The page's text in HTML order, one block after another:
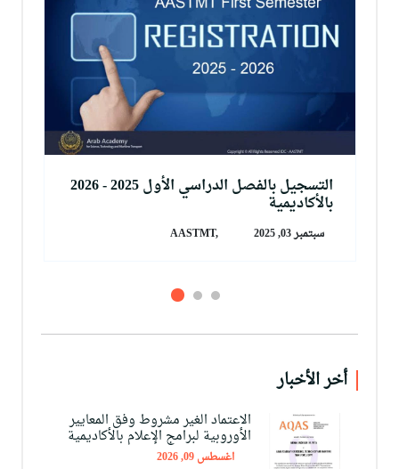
التسجيل بالفصل الدراسي الأول 2025 - 2026
بالأكاديمية
سبتمبر 03, 2025 AASTMT,
أخر الأخبار
الاعتماد الغير مشروط وفق المعايير
الأوروبية لبرامج الإعلام بالأكاديمية
اغسطس 09, 2026